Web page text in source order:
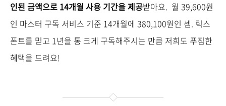
인된 금액으로 14개월 사용 기간을 제공받아요. 월 39,600원
인 마스터 구독 서비스 기준 14개월에 380,100원인 셈. 릭스
폰트를 믿고 1년을 통 크게 구독해주시는 만큼 저희도 푸짐한
혜택을 드려요!